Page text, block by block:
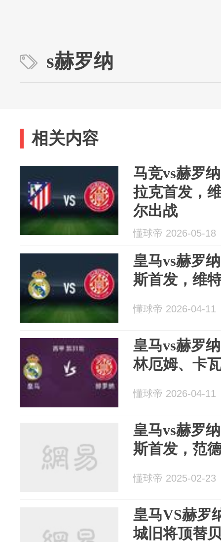
s赫罗纳
相关内容
马竞vs赫罗
拉克首发，
尔出战
懂球帝 2026-05-18
皇马vs赫罗
斯首发，维
懂球帝 2026-04-11
皇马vs赫罗
林厄姆、卡
懂球帝 2026-04-11
皇马vs赫罗
斯首发，范
懂球帝 2025-02-23
皇马VS赫罗
城旧将顶替